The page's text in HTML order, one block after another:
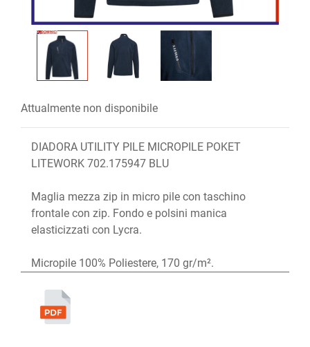
Attualmente non disponibile
DIADORA UTILITY PILE MICROPILE POKET
LITEWORK 702.175947 BLU
Maglia mezza zip in micro pile con taschino
frontale con zip. Fondo e polsini manica
elasticizzati con Lycra.
Micropile 100% Poliestere, 170 gr/m².